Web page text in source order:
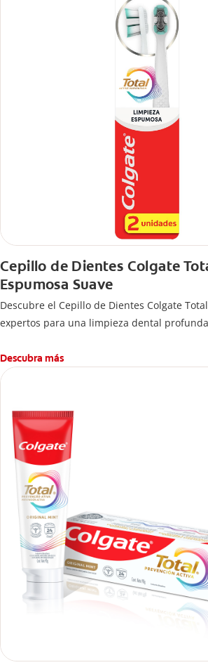
Cepillo de Dientes Colgate
Espumosa Suave
Descubre el Cepillo de Dientes Colgate
expertos para una limpieza dental
Descubra más